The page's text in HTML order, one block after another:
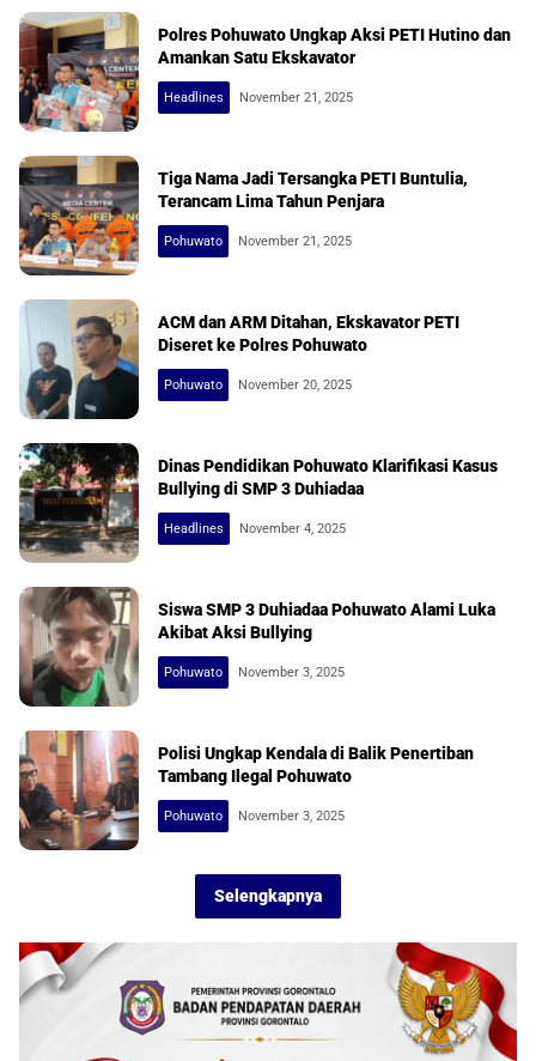
Polres Pohuwato Ungkap Aksi PETI Hutino dan
Amankan Satu Ekskavator
Headlines November 21, 2025
Tiga Nama Jadi Tersangka PETI Buntulia,
Terancam Lima Tahun Penjara
Pohuwato November 21, 2025
ACM dan ARM Ditahan, Ekskavator PETI
Diseret ke Polres Pohuwato
Pohuwato November 20, 2025
Dinas Pendidikan Pohuwato Klarifikasi Kasus
Bullying di SMP 3 Duhiadaa
Headlines November 4, 2025
Siswa SMP 3 Duhiadaa Pohuwato Alami Luka
Akibat Aksi Bullying
Pohuwato November 3, 2025
Polisi Ungkap Kendala di Balik Penertiban
Tambang Ilegal Pohuwato
Pohuwato November 3, 2025
Selengkapnya